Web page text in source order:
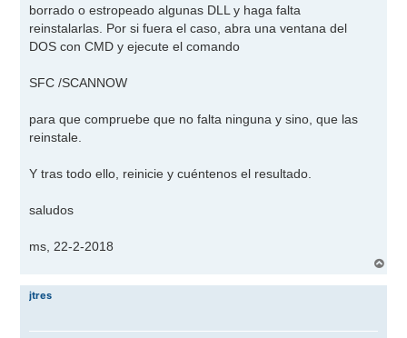
borrado o estropeado algunas DLL y haga falta
reinstalarlas. Por si fuera el caso, abra una ventana del
DOS con CMD y ejecute el comando
SFC /SCANNOW
para que compruebe que no falta ninguna y sino, que las
reinstale.
Y tras todo ello, reinicie y cuéntenos el resultado.
saludos
ms, 22-2-2018
r
jtres